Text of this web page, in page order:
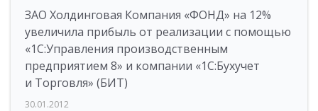
ЗАО Холдинговая Компания «ФОНД» на 12%
увеличила прибыль от реализации с помощью
«1С:Управления производственным
предприятием 8» и компании «1С:Бухучет
и Торговля» (БИТ)
30.01.2012